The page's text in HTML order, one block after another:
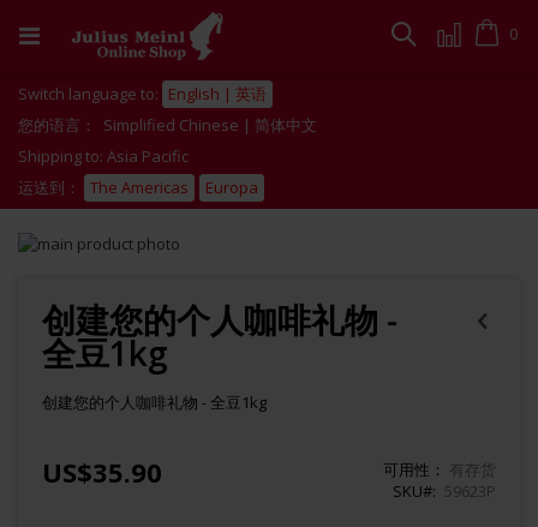
到
Cart
0
搜
Switch language to: English | 英语
您的语言：
Simplified Chinese | 简体中文
Shipping to: Asia Pacific
运送到：
The Americas Europa
Skip
images
gallery
beginning
images
gallery
创建您的个人咖啡礼物 -
全豆1kg
创建您的个人咖啡礼物 - 全豆1kg
US$35.90 可用性： 有存货
SKU#
59623P